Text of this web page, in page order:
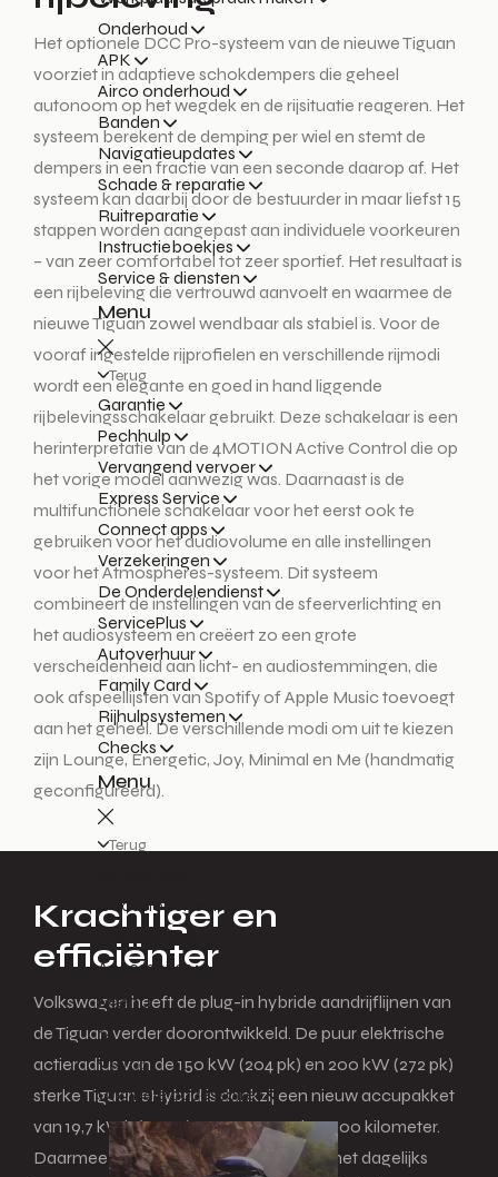
Onderhoud
APK
Airco onderhoud
Banden
Navigatieupdates
Schade & reparatie
Ruitreparatie
Instructieboekjes
Service & diensten
Menu
Terug
Garantie
Pechhulp
Vervangend vervoer
Express Service
Connect apps
Verzekeringen
De Onderdelendienst
ServicePlus
Autoverhuur
Family Card
Rijhulpsystemen
Checks
Menu
Terug
Occasioncheck
Zomercheck
Accessoires
Menu
Terug
Originele accessoires
Het optionele DCC Pro-systeem van de nieuwe Tiguan
voorziet in adaptieve schokdempers die geheel
autonoom op het wegdek en de rijsituatie reageren. Het
systeem berekent de demping per wiel en stemt de
dempers in een fractie van een seconde daarop af. Het
systeem kan daarbij door de bestuurder in maar liefst 15
stappen worden aangepast aan individuele voorkeuren
– van zeer comfortabel tot zeer sportief. Het resultaat is
een rijbeleving die vertrouwd aanvoelt en waarmee de
nieuwe Tiguan zowel wendbaar als stabiel is. Voor de
vooraf ingestelde rijprofielen en verschillende rijmodi
wordt een elegante en goed in hand liggende
rijbelevingsschakelaar gebruikt. Deze schakelaar is een
herinterpretatie van de 4MOTION Active Control die op
het vorige model aanwezig was. Daarnaast is de
multifunctionele schakelaar voor het eerst ook te
gebruiken voor het audiovolume en alle instellingen
voor het Atmospheres-systeem. Dit systeem
combineert de instellingen van de sfeerverlichting en
het audiosysteem en creëert zo een grote
verscheidenheid aan licht- en audiostemmingen, die
ook afspeellijsten van Spotify of Apple Music toevoegt
aan het geheel. De verschillende modi om uit te kiezen
zijn Lounge, Energetic, Joy, Minimal en Me (handmatig
geconfigureerd).
Krachtiger en
efficiënter
Volkswagen heeft de plug-in hybride aandrijflijnen van
de Tiguan verder doorontwikkeld. De puur elektrische
actieradius van de 150 kW (204 pk) en 200 kW (272 pk)
sterke Tiguan eHybrid is dankzij een nieuw accupakket
van 19,7 kWh (netto) vergroot tot circa 100 kilometer.
Daarmee is de SUV van Volkswagen in het dagelijks